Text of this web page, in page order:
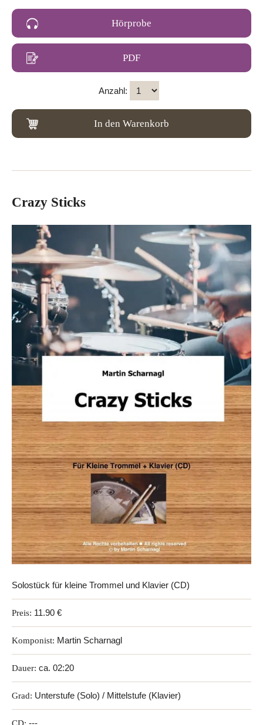
Hörprobe
PDF
Anzahl:
In den Warenkorb
Crazy Sticks
Solostück für kleine Trommel und Klavier (CD)
Preis: 11.90 €
Komponist: Martin Scharnagl
Dauer: ca. 02:20
Grad: Unterstufe (Solo) / Mittelstufe (Klavier)